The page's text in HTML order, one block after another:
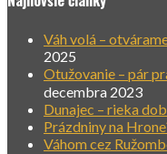
Váh volá –
2025
Otužovanie – pár
decembra 2023
Dunajec – rieka
Prázdniny na
Váhom cez